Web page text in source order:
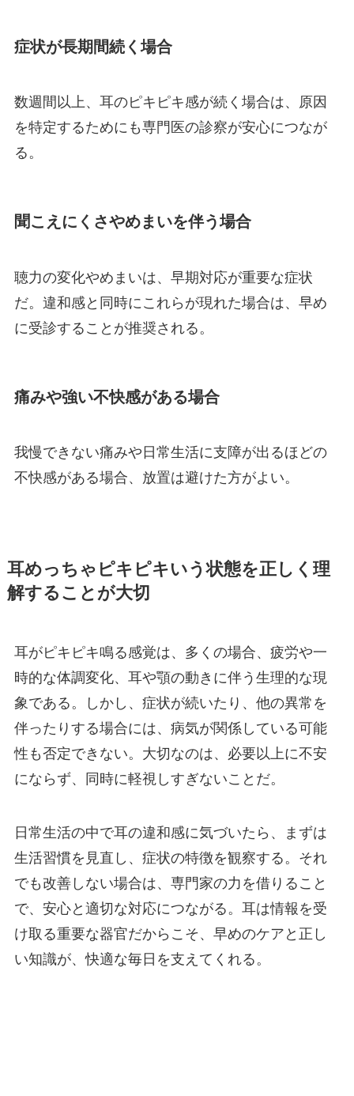
症状が長期間続く場合
数週間以上、耳のピキピキ感が続く場合は、原因
を特定するためにも専門医の診察が安心につなが
る。
聞こえにくさやめまいを伴う場合
聴力の変化やめまいは、早期対応が重要な症状
だ。違和感と同時にこれらが現れた場合は、早め
に受診することが推奨される。
痛みや強い不快感がある場合
我慢できない痛みや日常生活に支障が出るほどの
不快感がある場合、放置は避けた方がよい。
耳めっちゃピキピキいう状態を正しく理
解することが大切
耳がピキピキ鳴る感覚は、多くの場合、疲労や一
時的な体調変化、耳や顎の動きに伴う生理的な現
象である。しかし、症状が続いたり、他の異常を
伴ったりする場合には、病気が関係している可能
性も否定できない。大切なのは、必要以上に不安
にならず、同時に軽視しすぎないことだ。
日常生活の中で耳の違和感に気づいたら、まずは
生活習慣を見直し、症状の特徴を観察する。それ
でも改善しない場合は、専門家の力を借りること
で、安心と適切な対応につながる。耳は情報を受
け取る重要な器官だからこそ、早めのケアと正し
い知識が、快適な毎日を支えてくれる。